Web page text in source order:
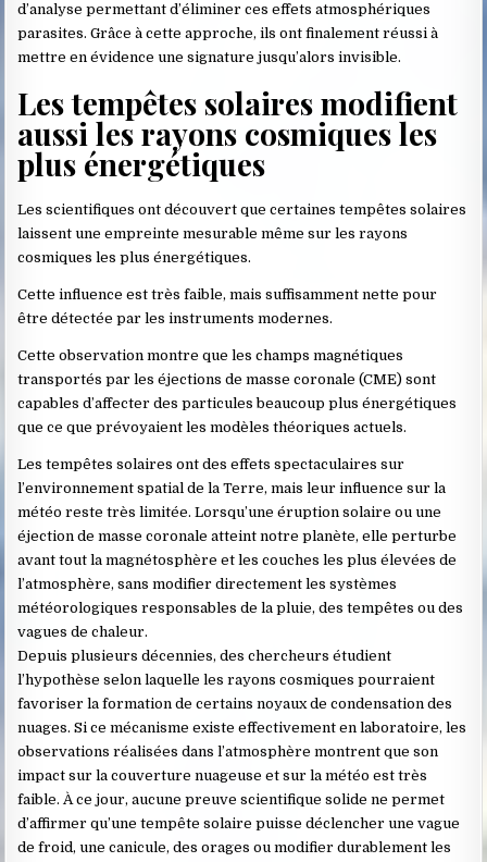
d’analyse permettant d’éliminer ces effets atmosphériques
parasites. Grâce à cette approche, ils ont finalement réussi à
mettre en évidence une signature jusqu’alors invisible.
Les tempêtes solaires modifient
aussi les rayons cosmiques les
plus énergétiques
Les scientifiques ont découvert que certaines tempêtes solaires
laissent une empreinte mesurable même sur les rayons
cosmiques les plus énergétiques.
Cette influence est très faible, mais suffisamment nette pour
être détectée par les instruments modernes.
Cette observation montre que les champs magnétiques
transportés par les éjections de masse coronale (CME) sont
capables d’affecter des particules beaucoup plus énergétiques
que ce que prévoyaient les modèles théoriques actuels.
Les tempêtes solaires ont des effets spectaculaires sur
l’environnement spatial de la Terre, mais leur influence sur la
météo reste très limitée. Lorsqu’une éruption solaire ou une
éjection de masse coronale atteint notre planète, elle perturbe
avant tout la magnétosphère et les couches les plus élevées de
l’atmosphère, sans modifier directement les systèmes
météorologiques responsables de la pluie, des tempêtes ou des
vagues de chaleur.
Depuis plusieurs décennies, des chercheurs étudient
l’hypothèse selon laquelle les rayons cosmiques pourraient
favoriser la formation de certains noyaux de condensation des
nuages. Si ce mécanisme existe effectivement en laboratoire, les
observations réalisées dans l’atmosphère montrent que son
impact sur la couverture nuageuse et sur la météo est très
faible. À ce jour, aucune preuve scientifique solide ne permet
d’affirmer qu’une tempête solaire puisse déclencher une vague
de froid, une canicule, des orages ou modifier durablement les